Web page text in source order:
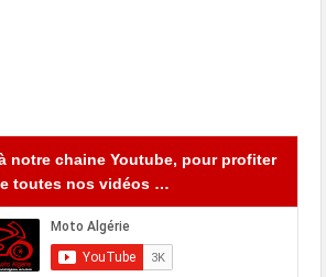
notre chaine Youtube, pour profiter
toutes nos vidéos …